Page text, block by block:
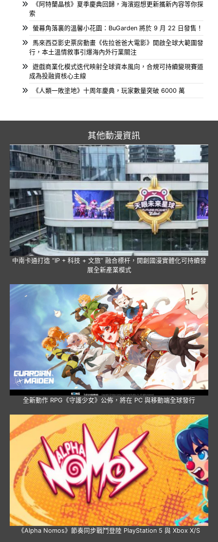
《阿特蘭晶核》夏季慶典回歸，海濱遐想更新攜新內容等你探
索
螢幕角落裏的溫馨小花園：BuGarden 將於 9 月 22 日發售！
馬來西亞影史票房動畫《佐拉爸爸大電影》開啟全球大範圍發
行，本土溫情敘事引爆海內外行業關注
遊戲商業化模式迭代映射全球資本風向，合規可持續變現賽道
成為投融資核心主線
《人類一敗塗地》十周年慶典，玩家數量突破 6000 萬
其他動漫資訊
中南卡通打造 “IP + 科技 + 文旅” 融合標杆，開創國漫實體化可持續發
展全新產業模式
全新動作 RPG《守護少女》公佈，將在 PC 與移動端全球發行
《Alpha Nomos》節奏同步戰鬥登陸 PlayStation 5 與 Xbox X/S